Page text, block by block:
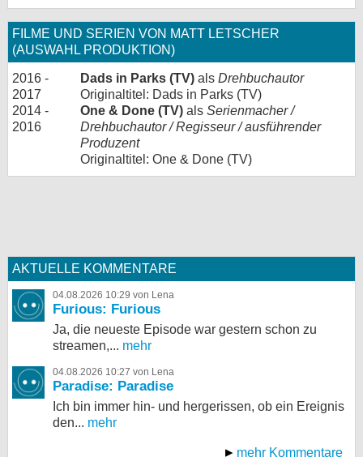
FILME UND SERIEN VON MATT LETSCHER
(AUSWAHL PRODUKTION)
2016 -
2017
Dads in Parks (TV) als Drehbuchautor
Originaltitel: Dads in Parks (TV)
2014 -
2016
One & Done (TV) als Serienmacher /
Drehbuchautor / Regisseur / ausführender
Produzent
Originaltitel: One & Done (TV)
AKTUELLE KOMMENTARE
04.08.2026 10:29 von Lena
Furious: Furious
Ja, die neueste Episode war gestern schon zu
streamen,... mehr
04.08.2026 10:27 von Lena
Paradise: Paradise
Ich bin immer hin- und hergerissen, ob ein Ereignis
den... mehr
mehr Kommentare